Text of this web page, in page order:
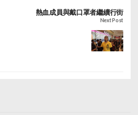
熱血成員與戴口罩者繼續行街
Next Post